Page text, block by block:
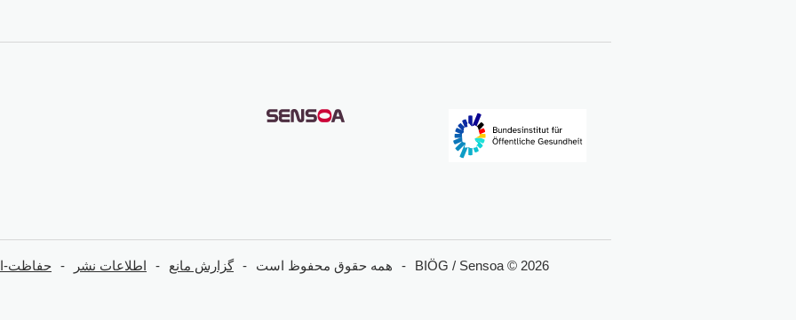
BIÖG / Sensoa © 2026 همه حقوق محفوظ است گزارش مانع اطلاعات نشر حفاظت-